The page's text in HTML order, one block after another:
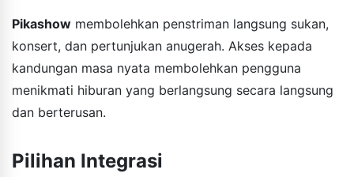
Pikashow membolehkan penstriman langsung sukan,
konsert, dan pertunjukan anugerah. Akses kepada
kandungan masa nyata membolehkan pengguna
menikmati hiburan yang berlangsung secara langsung
dan berterusan.
Pilihan Integrasi